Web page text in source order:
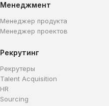
Менеджмент
Менеджер продукта
Менеджер проектов
Рекрутинг
Рекрутеры
Talent Acquisition
HR
Sourcing